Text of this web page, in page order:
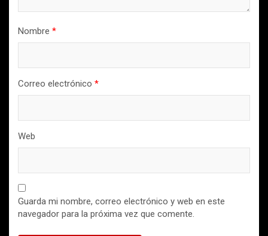
Nombre *
Correo electrónico *
Web
Guarda mi nombre, correo electrónico y web en este
navegador para la próxima vez que comente.